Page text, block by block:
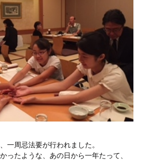
一周忌法要が行われました。
ったような、あの日から一年たって、